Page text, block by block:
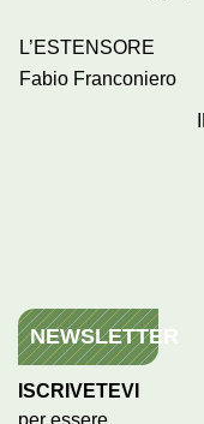
L’ESTENSORE
Fabio Franconiero
NEWSLETTER
ISCRIVETEVI
per essere